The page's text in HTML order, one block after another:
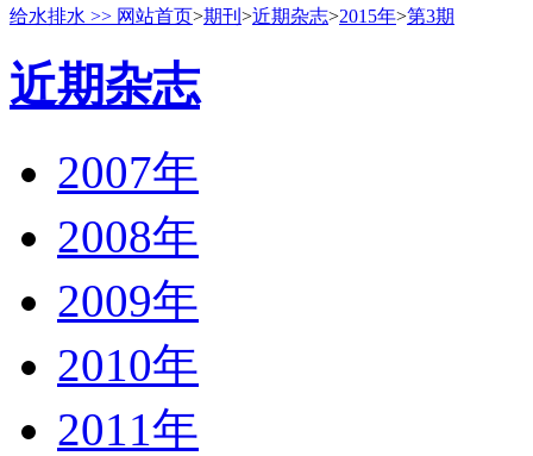
给水排水 >> 网站首页>期刊 >近期杂志>2015年>第3期
近期杂志
2007年
2008年
2009年
2010年
2011年